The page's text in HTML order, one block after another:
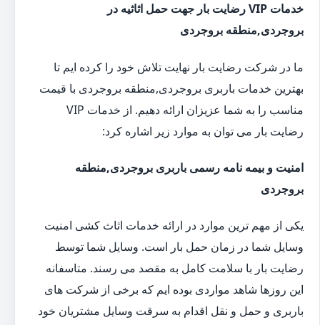
خدمات VIP رضایت بار جهت حمل اثاثیه در
بروجردی,منطقه بروجردی
ما در شرکت رضایت بار نهایت تلاش خود را کرده ایم تا
بهترین خدمات باربری بروجردی,منطقه بروجردی با قیمت
مناسب را به شما عزیزان ارائه دهیم. از خدمات VIP
رضایت بار می توان به موارد زیر اشاره کرد:
امنیت و بیمه نامه رسمی باربری بروجردی,منطقه
بروجردی
یکی از مهم ترین موارد در ارائه خدمات اثاث کشی امنیت
وسایل شما در زمان حمل بار است. وسایل شما توسط
رضایت بار با سلامت کامل به مقصد می رسند. متاسفانه
این روزها شاهد مواردی بوده ایم که برخی از شرکت های
باربری و حمل و نقل اقدام به سرقت وسایل مشتریان خود